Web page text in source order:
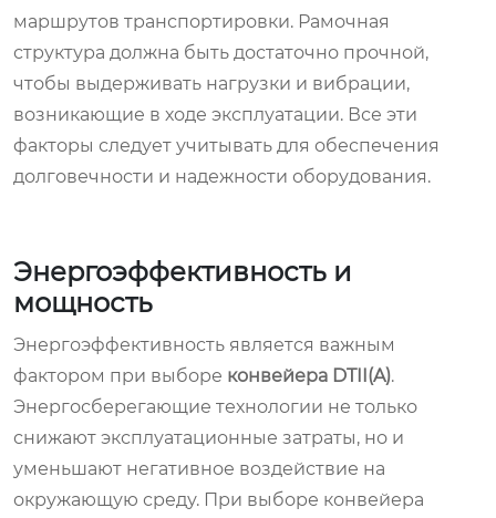
маршрутов транспортировки. Рамочная
структура должна быть достаточно прочной,
чтобы выдерживать нагрузки и вибрации,
возникающие в ходе эксплуатации. Все эти
факторы следует учитывать для обеспечения
долговечности и надежности оборудования.
Энергоэффективность и
мощность
Энергоэффективность является важным
фактором при выборе конвейера DTII(A).
Энергосберегающие технологии не только
снижают эксплуатационные затраты, но и
уменьшают негативное воздействие на
окружающую среду. При выборе конвейера